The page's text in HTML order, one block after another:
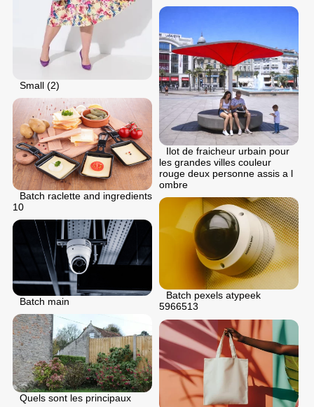
Small (2)
Ilot de fraicheur urbain pour
les grandes villes couleur
rouge deux personne assis a l
ombre
Batch raclette and ingredients
10
Batch pexels atypeek
5966513
Batch main
Quels sont les principaux